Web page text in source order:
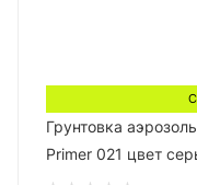
Грунтовка
Primer 021 цвет